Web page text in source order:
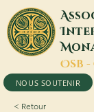
A
I
M
OSB -
NOUS SOUTENIR
< Retour